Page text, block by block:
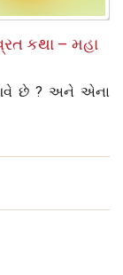
કથા – મહા
આવે છે ? અને એના